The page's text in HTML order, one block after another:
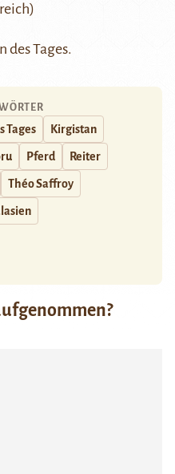
des Tages.
Tages Kirgistan
Pferd Reiter
Théo Saffroy